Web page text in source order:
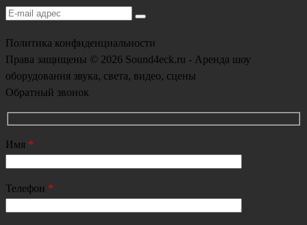
Политика конфиденциальности
Права защищены © 2026 Sound4eck.ru - Аренда шоу
оборудования звука, света, видео, сцены
Обратный звонок
Имя *
Телефон *